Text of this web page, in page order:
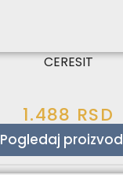
CERESIT
1.488 RSD
Pogledaj proizvod